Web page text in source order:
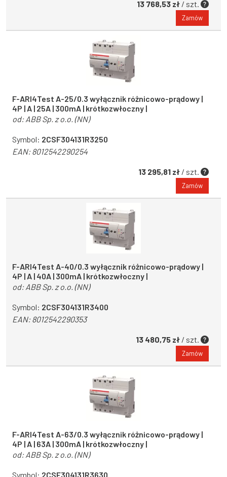
13 768,53 zł / szt.
Zamów
F-ARI4Test A-25/0.3 wyłącznik różnicowo-prądowy |
4P | A | 25A | 300mA | krótkozwłoczny |
od: ABB Sp. z o.o. (NN)
Symbol: 2CSF304131R3250
EAN:8012542290254
13 295,81 zł / szt.
Zamów
F-ARI4Test A-40/0.3 wyłącznik różnicowo-prądowy |
4P | A | 40A | 300mA | krótkozwłoczny |
od: ABB Sp. z o.o. (NN)
Symbol: 2CSF304131R3400
EAN:8012542290353
13 480,75 zł / szt.
Zamów
F-ARI4Test A-63/0.3 wyłącznik różnicowo-prądowy |
4P | A | 63A | 300mA | krótkozwłoczny |
od: ABB Sp. z o.o. (NN)
Symbol: 2CSF304131R3630